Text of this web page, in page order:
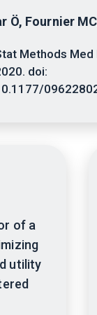
Ö, Fournier
Methods Med
doi:
of a
utility